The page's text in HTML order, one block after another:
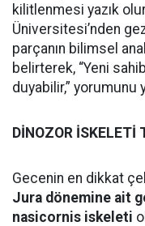
kilitlenmesi yazık
Üniversitesi’nden
parçanın bilimsel
belirterek, “Yeni
duyabilir,” yorumunu
DİNOZOR İSKELETİ
Gecenin en dikkat
Jura dönemine ait
nasicornis iskeleti